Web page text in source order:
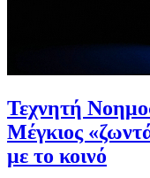
Τεχνητή
Μέγκιος
με το κοινό